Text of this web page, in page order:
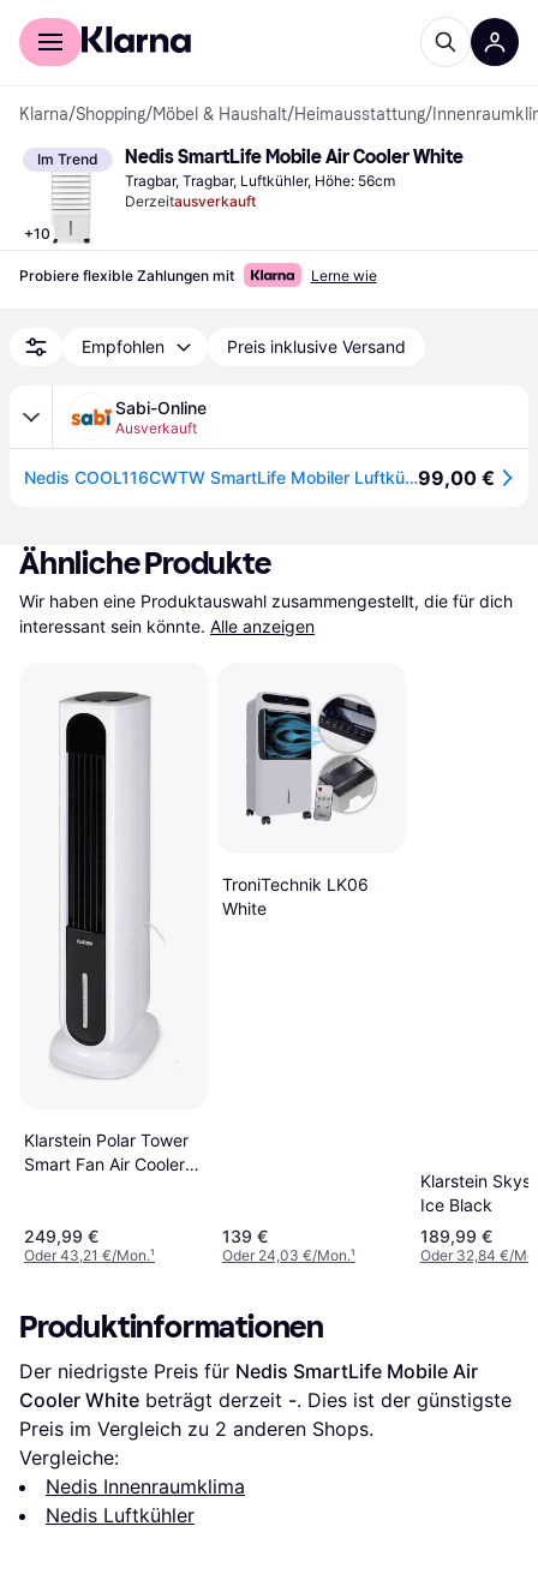
Für Shopper
Klarna/Shopping/Möbel & Haushalt/Heimausstattung/
Im Trend
+10
Nedis SmartLife Mobile Air Cooler White
Tragbar, Tragbar, Luftkühler, Höhe: 56cm
Derzeitausverkauft
Probiere flexible Zahlungen mit Lerne wie
Empfohlen Preis inklusive Versand
Sabi-Online
Ausverkauft
Nedis COOL116CWTW SmartLife Mobiler Luftkühler99,00 €
Ähnliche Produkte
Wir haben eine Produktauswahl zusammengestellt, die für dich
interessant sein könnte. Alle anzeigen
Klarstein Polar Tower
Smart Fan Air Cooler
249,99 €
Oder 43,21 €/Mon.¹
TroniTechnik LK06
White
139 €
Oder 24,03 €/Mon.¹
Klarstein
Ice Black
189,99 €
Oder 32,84 €/
Produktinformationen
Der niedrigste Preis für Nedis SmartLife Mobile Air
Cooler White beträgt derzeit -. Dies ist der günstigste
Preis im Vergleich zu 2 anderen Shops.
Vergleiche:
Nedis Innenraumklima
Nedis Luftkühler